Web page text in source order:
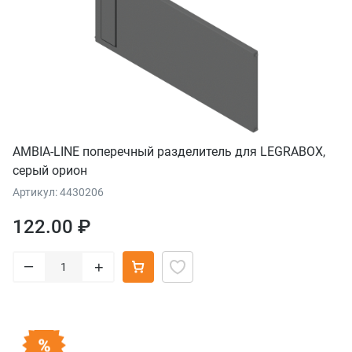
AMBIA-LINE поперечный разделитель для LEGRABOX,
серый орион
Артикул: 4430206
122.00 ₽
– +